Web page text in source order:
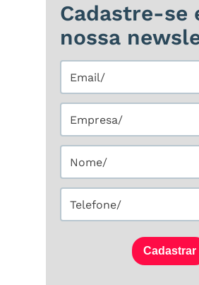
Cadastre-se
nossa
Cadastrar